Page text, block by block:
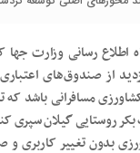
اطلاع رسانی وزارت
از صندوق های
مسافرانی باشد که
روستایی گیلان سپری
بدون تغییر کاربری